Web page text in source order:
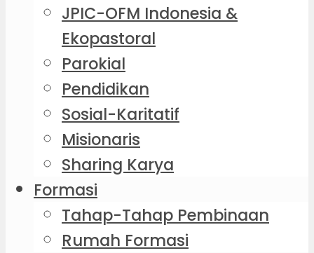
JPIC-OFM Indonesia &
Ekopastoral
Parokial
Pendidikan
Sosial-Karitatif
Misionaris
Sharing Karya
Formasi
Tahap-Tahap Pembinaan
Rumah Formasi